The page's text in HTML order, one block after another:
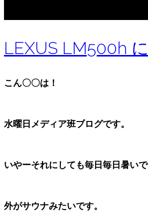
LEXUS LM500h
こん〇〇は！
水曜日メディア班ブログです。
いやーそれにしても毎日毎日暑いで
外がサウナみたいです。